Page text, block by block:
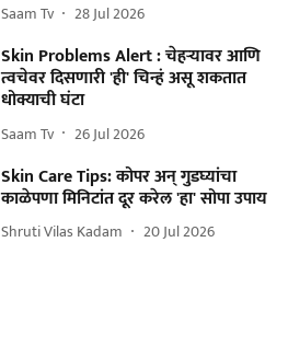
Saam Tv 28 Jul 2026
Skin Problems Alert : चेहऱ्यावर आणि
त्वचेवर दिसणारी 'ही' चिन्हं असू शकतात
धोक्याची घंटा
Saam Tv 26 Jul 2026
Skin Care Tips: कोपर अन् गुडघ्यांचा
काळेपणा मिनिटांत दूर करेल 'हा' सोपा उपाय
Shruti Vilas Kadam 20 Jul 2026